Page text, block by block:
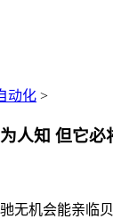
动化 >
人知 但它必
机会能亲临贝